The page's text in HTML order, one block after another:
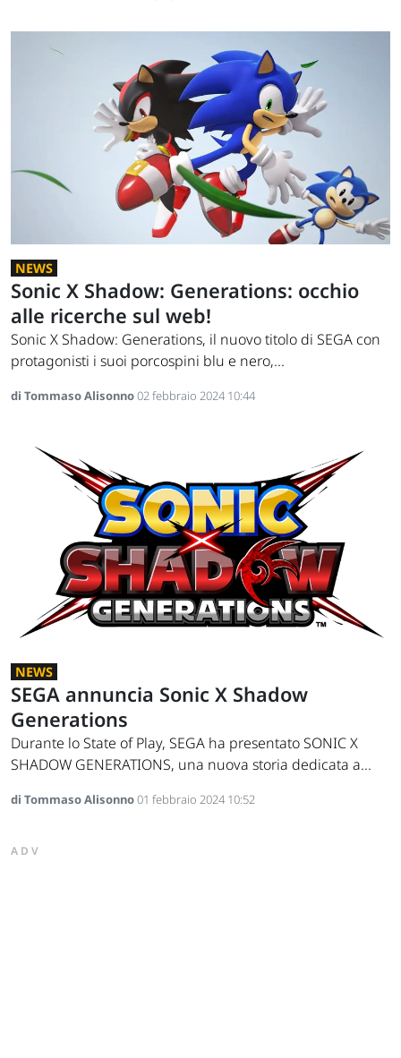
NEWS
Sonic X Shadow: Generations: occhio
alle ricerche sul web!
Sonic X Shadow: Generations, il nuovo titolo di SEGA con
protagonisti i suoi porcospini blu e nero,...
di Tommaso Alisonno02 febbraio 2024 10:44
NEWS
SEGA annuncia Sonic X Shadow
Generations
Durante lo State of Play, SEGA ha presentato SONIC X
SHADOW GENERATIONS, una nuova storia dedicata a...
di Tommaso Alisonno01 febbraio 2024 10:52
ADV